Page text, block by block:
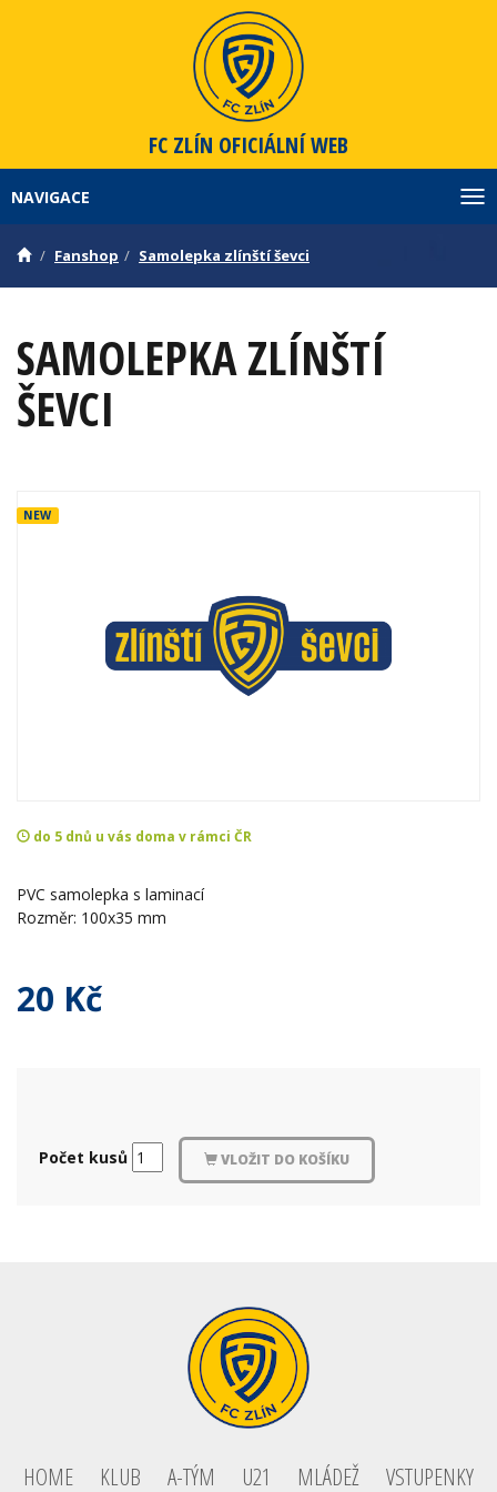
FC ZLÍN OFICIÁLNÍ WEB
NAVIGACE
Fanshop Samolepka zlínští ševci
SAMOLEPKA ZLÍNŠTÍ
ŠEVCI
NEW
do 5 dnů u vás doma v rámci ČR
PVC samolepka s laminací
Rozměr: 100x35 mm
20 Kč
Počet kusů VLOŽIT DO KOŠÍKU
HOME KLUB A-TÝM U21 MLÁDEŽ VSTUPENKY